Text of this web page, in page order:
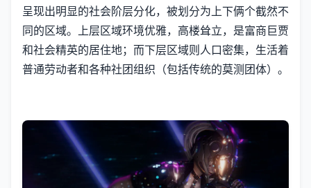
呈现出明显的社会阶层分化，被划分为上下俩个截然不
同的区域。上层区域环境优雅，高楼耸立，是富商巨贾
和社会精英的居住地；而下层区域则人口密集，生活着
普通劳动者和各种社团组织（包括传统的莫测团体）。